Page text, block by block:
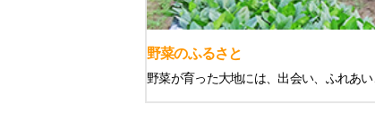
野菜のふるさと
野菜が育った大地には、出会い、ふれあ